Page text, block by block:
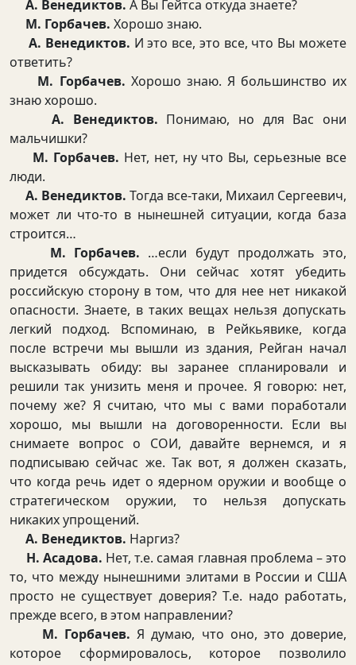
А. Венедиктов. А Вы Гейтса откуда знаете?
М. Горбачев. Хорошо знаю.
А. Венедиктов. И это все, это все, что Вы можете
ответить?
М. Горбачев. Хорошо знаю. Я большинство их
знаю хорошо.
А. Венедиктов. Понимаю, но для Вас они
мальчишки?
М. Горбачев. Нет, нет, ну что Вы, серьезные все
люди.
А. Венедиктов. Тогда все-таки, Михаил Сергеевич,
может ли что-то в нынешней ситуации, когда база
строится…
М. Горбачев. …если будут продолжать это,
придется обсуждать. Они сейчас хотят убедить
российскую сторону в том, что для нее нет никакой
опасности. Знаете, в таких вещах нельзя допускать
легкий подход. Вспоминаю, в Рейкьявике, когда
после встречи мы вышли из здания, Рейган начал
высказывать обиду: вы заранее спланировали и
решили так унизить меня и прочее. Я говорю: нет,
почему же? Я считаю, что мы с вами поработали
хорошо, мы вышли на договоренности. Если вы
снимаете вопрос о СОИ, давайте вернемся, и я
подписываю сейчас же. Так вот, я должен сказать,
что когда речь идет о ядерном оружии и вообще о
стратегическом оружии, то нельзя допускать
никаких упрощений.
А. Венедиктов. Наргиз?
Н. Асадова. Нет, т.е. самая главная проблема – это
то, что между нынешними элитами в России и США
просто не существует доверия? Т.е. надо работать,
прежде всего, в этом направлении?
М. Горбачев. Я думаю, что оно, это доверие,
которое сформировалось, которое позволило